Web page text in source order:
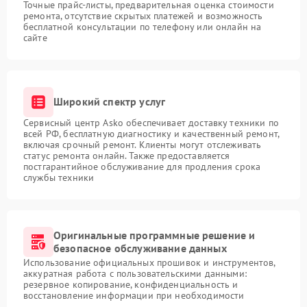
Точные прайс-листы, предварительная оценка стоимости
ремонта, отсутствие скрытых платежей и возможность
бесплатной консультации по телефону или онлайн на
сайте
Широкий спектр услуг
Сервисный центр Asko обеспечивает доставку техники по
всей РФ, бесплатную диагностику и качественный ремонт,
включая срочный ремонт. Клиенты могут отслеживать
статус ремонта онлайн. Также предоставляется
постгарантийное обслуживание для продления срока
службы техники
Оригинальные программные решение и
безопасное обслуживание данных
Использование официальных прошивок и инструментов,
аккуратная работа с пользовательскими данными:
резервное копирование, конфиденциальность и
восстановление информации при необходимости